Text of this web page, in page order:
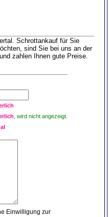
Schrottankauf für Sie
sind Sie bei uns an der
zahlen Ihnen gute Preise.
, wird nicht angezeigt.
Einwilligung zur